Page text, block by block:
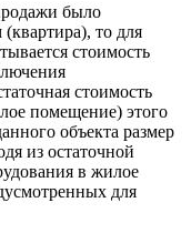
было
то для
стоимость
стоимость
помещение) этого
объекта размер
из остаточной
в жилое
для